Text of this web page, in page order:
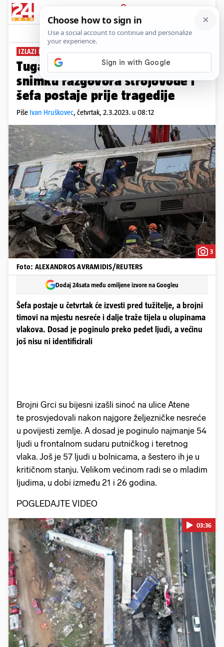
PRIJAVA
News Komentari
IZLAZI PRED TUŽITELJE
Tuga i bijes u Grčkoj: Objavili su
snimku razgovora strojovođe i
šefa postaje prije tragedije
Piše Ivan Hruškovec, četvrtak, 2.3.2023. u 08:12
3
Foto: ALEXANDROS AVRAMIDIS/REUTERS
Dodaj 24sata među omiljene izvore na Googleu
Šefa postaje u četvrtak će izvesti pred tužitelje, a brojni
timovi na mjestu nesreće i dalje traže tijela u olupinama
vlakova. Dosad je poginulo preko pedet ljudi, a većinu
još nisu ni identificirali
Brojni Grci su bijesni izašli sinoć na ulice Atene
te prosvjedovali nakon najgore željezničke nesreće
u povijesti zemlje. A dosad je poginulo najmanje 54
ljudi u frontalnom sudaru putničkog i teretnog
vlaka. Još je 57 ljudi u bolnicama, a šestero ih je u
kritičnom stanju. Velikom većinom radi se o mladim
ljudima, u dobi između 21 i 26 godina.
POGLEDAJTE VIDEO
Pokretanje videa...
03:36